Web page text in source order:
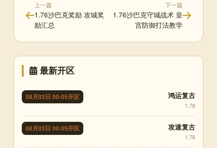
上一篇
1.76沙巴克奖励 攻城奖
励汇总
下一篇
1.76沙巴克守城战术 皇
宫防御打法教学
最新开区
08月03日 00:05开区 鸿运复古
1.76
08月03日 00:05开区 攻速复古
1.76